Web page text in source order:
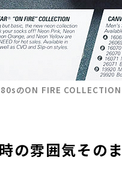
80sのON FIRE
の雰囲気その